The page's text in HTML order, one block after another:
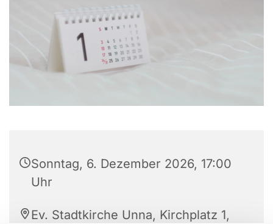
Sonntag, 6. Dezember 2026, 17:00
Uhr
Ev. Stadtkirche Unna, Kirchplatz 1,